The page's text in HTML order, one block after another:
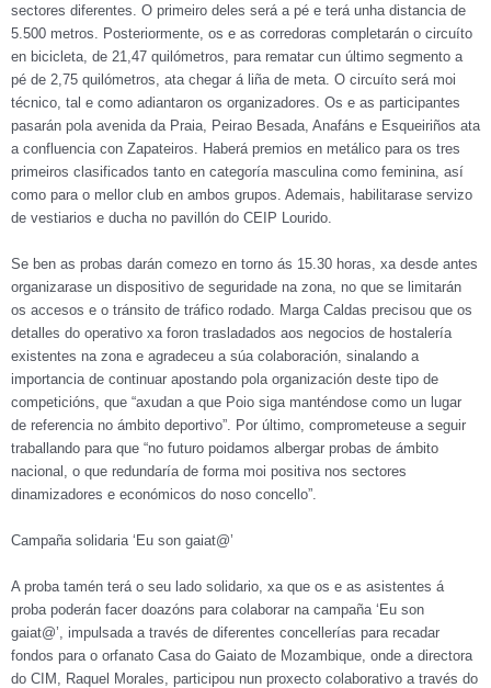
sectores diferentes. O primeiro deles será a pé e terá unha distancia de
5.500 metros. Posteriormente, os e as corredoras completarán o circuíto
en bicicleta, de 21,47 quilómetros, para rematar cun último segmento a
pé de 2,75 quilómetros, ata chegar á liña de meta. O circuíto será moi
técnico, tal e como adiantaron os organizadores. Os e as participantes
pasarán pola avenida da Praia, Peirao Besada, Anafáns e Esqueiriños ata
a confluencia con Zapateiros. Haberá premios en metálico para os tres
primeiros clasificados tanto en categoría masculina como feminina, así
como para o mellor club en ambos grupos. Ademais, habilitarase servizo
de vestiarios e ducha no pavillón do CEIP Lourido.
Se ben as probas darán comezo en torno ás 15.30 horas, xa desde antes
organizarase un dispositivo de seguridade na zona, no que se limitarán
os accesos e o tránsito de tráfico rodado. Marga Caldas precisou que os
detalles do operativo xa foron trasladados aos negocios de hostalería
existentes na zona e agradeceu a súa colaboración, sinalando a
importancia de continuar apostando pola organización deste tipo de
competicións, que “axudan a que Poio siga manténdose como un lugar
de referencia no ámbito deportivo”. Por último, comprometeuse a seguir
traballando para que “no futuro poidamos albergar probas de ámbito
nacional, o que redundaría de forma moi positiva nos sectores
dinamizadores e económicos do noso concello”.
Campaña solidaria ‘Eu son gaiat@’
A proba tamén terá o seu lado solidario, xa que os e as asistentes á
proba poderán facer doazóns para colaborar na campaña ‘Eu son
gaiat@’, impulsada a través de diferentes concellerías para recadar
fondos para o orfanato Casa do Gaiato de Mozambique, onde a directora
do CIM, Raquel Morales, participou nun proxecto colaborativo a través do